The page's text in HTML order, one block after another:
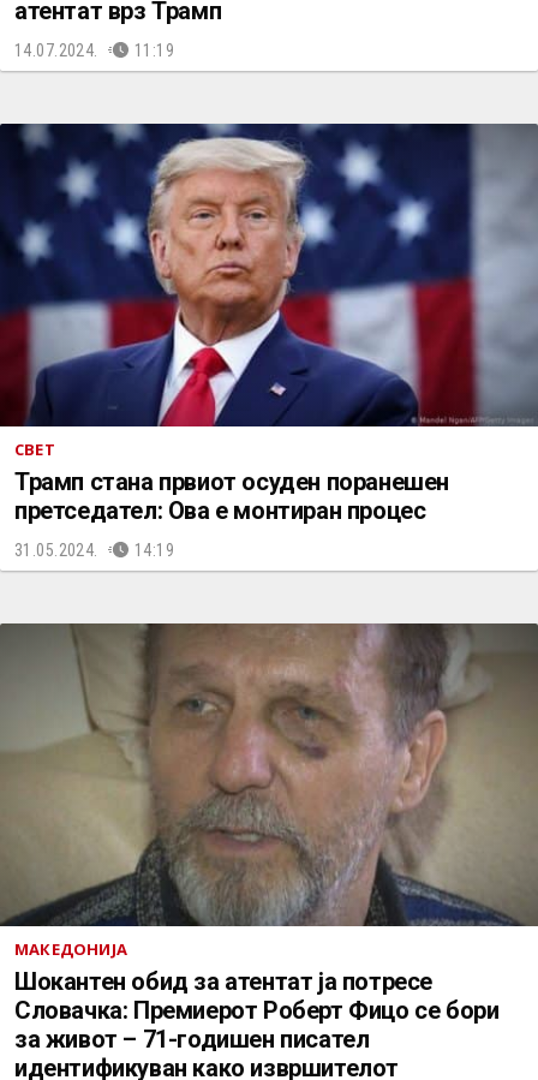
атентат врз Трамп
14.07.2024. 11:19
СВЕТ
Трамп стана првиот осуден поранешен
претседател: Ова е монтиран процес
31.05.2024. 14:19
МАКЕДОНИЈА
Шокантен обид за атентат ја потресе
Словачка: Премиерот Роберт Фицо се бори
за живот – 71-годишен писател
идентификуван како извршителот